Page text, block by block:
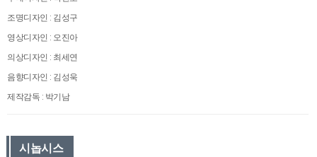
조명디자인 : 김성구
영상디자인 : 오진아
의상디자인 : 최세연
음향디자인 : 김성욱
제작감독 : 박기남
시놉시스